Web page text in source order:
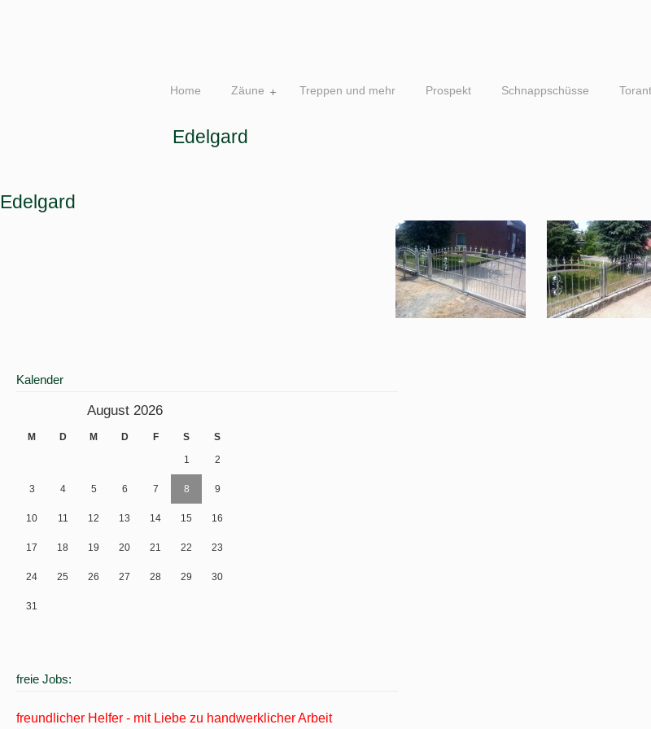
Home Zäune Treppen und mehr Prospekt Schnappschüsse
Edelgard
Edelgard
Kalender
August 2026
M D M D F S
S
1
2
3 4 5 6 7 8 9
10 11 12 13 14 15 16
17 18 19 20 21 22 23
24 25 26 27 28 29 30
31
freie Jobs:
freundlicher Helfer - mit Liebe zu handwerklicher Arbeit